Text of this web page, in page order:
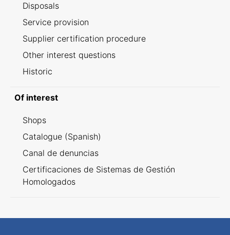
Disposals
Service provision
Supplier certification procedure
Other interest questions
Historic
Of interest
Shops
Catalogue (Spanish)
Canal de denuncias
Certificaciones de Sistemas de Gestión
Homologados